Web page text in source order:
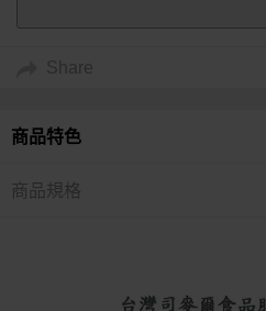
Share
商品特色
商品規格